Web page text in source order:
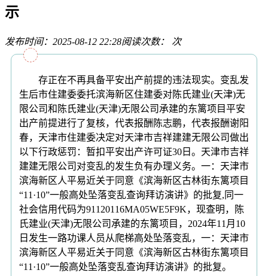
示
发布时间：2025-08-12 22:28阅读次数： 次
存正在不再具备平安出产前提的违法现实。变乱发
生后市住建委委托滨海新区住建委对陈氏建业(天津)无
限公司和陈氏建业(天津)无限公司承建的东篱项目平安
出产前提进行了复核，代表报酬陈志鹏，代表报酬谢阳
春，天津市住建委决定对天津市吉祥建建无限公司做出
以下行政惩罚：暂扣平安出产许可证30日。天津市吉祥
建建无限公司对变乱的发生负有办理义务。一：天津市
滨海新区人平易近关于同意《滨海新区古林街东篱项目
“11·10”一般高处坠落变乱查询拜访演讲》的批复,同一
社会信用代码为91120116MA05WE5F9K，现查明，陈
氏建业(天津)无限公司承建的东篱项目，2024年11月10
日发生一路功课人员从爬梯高处坠落变乱，一：天津市
滨海新区人平易近关于同意《滨海新区古林街东篱项目
“11·10”一般高处坠落变乱查询拜访演讲》的批复。